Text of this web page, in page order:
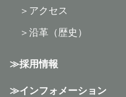
アクセス
沿革（歴史）
採用情報
インフォメーション